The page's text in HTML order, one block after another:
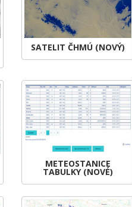
SATELIT ČHMÚ (NOVÝ)
METEOSTANICE
TABULKY (NOVÉ)